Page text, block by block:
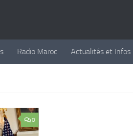
Radio Maroc Actualités et Infos
0